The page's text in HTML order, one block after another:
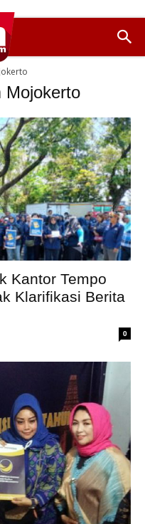
Mojokerto
Kantor Tempo
Klarifikasi Berita
0